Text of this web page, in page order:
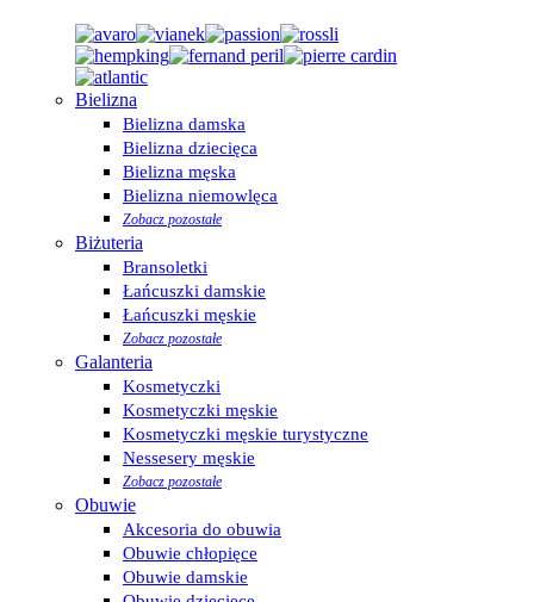
Bielizna
Bielizna damska
Bielizna dziecięca
Bielizna męska
Bielizna niemowlęca
Zobacz pozostałe
Biżuteria
Bransoletki
Łańcuszki damskie
Łańcuszki męskie
Zobacz pozostałe
Galanteria
Kosmetyczki
Kosmetyczki męskie
Kosmetyczki męskie turystyczne
Nessesery męskie
Zobacz pozostałe
Obuwie
Akcesoria do obuwia
Obuwie chłopięce
Obuwie damskie